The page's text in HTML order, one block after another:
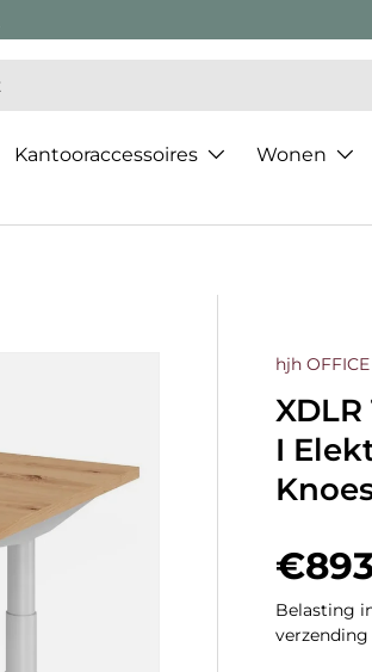
Kantooraccessoires Wonen
hjh
I
Belasting
verzending